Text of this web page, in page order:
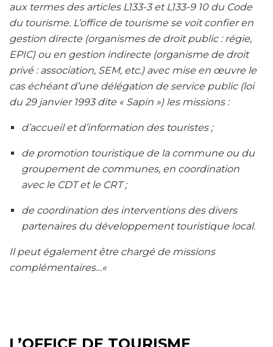
aux termes des articles L133-3 et L133-9 10 du Code
du tourisme. L’office de tourisme se voit confier en
gestion directe (organismes de droit public : régie,
EPIC) ou en gestion indirecte (organisme de droit
privé : association, SEM, etc.) avec mise en œuvre le
cas échéant d’une délégation de service public (loi
du 29 janvier 1993 dite « Sapin ») les missions :
d’accueil et d’information des touristes ;
de promotion touristique de la commune ou du
groupement de communes, en coordination
avec le CDT et le CRT ;
de coordination des interventions des divers
partenaires du développement touristique local.
Il peut également être chargé de missions
complémentaires…«